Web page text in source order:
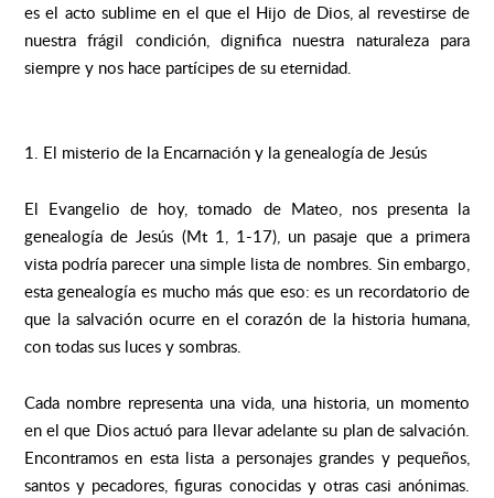
es el acto sublime en el que el Hijo de Dios, al revestirse de
nuestra frágil condición, dignifica nuestra naturaleza para
siempre y nos hace partícipes de su eternidad.
1. El misterio de la Encarnación y la genealogía de Jesús
El Evangelio de hoy, tomado de Mateo, nos presenta la
genealogía de Jesús (Mt 1, 1-17), un pasaje que a primera
vista podría parecer una simple lista de nombres. Sin embargo,
esta genealogía es mucho más que eso: es un recordatorio de
que la salvación ocurre en el corazón de la historia humana,
con todas sus luces y sombras.
Cada nombre representa una vida, una historia, un momento
en el que Dios actuó para llevar adelante su plan de salvación.
Encontramos en esta lista a personajes grandes y pequeños,
santos y pecadores, figuras conocidas y otras casi anónimas.